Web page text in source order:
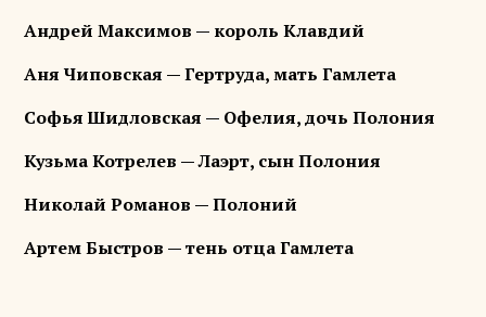
Андрей Максимов — король Клавдий
Аня Чиповская — Гертруда, мать Гамлета
Софья Шидловская — Офелия, дочь Полония
Кузьма Котрелев — Лаэрт, сын Полония
Николай Романов — Полоний
Артем Быстров — тень отца Гамлета